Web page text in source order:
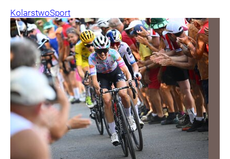
KolarstwoSport